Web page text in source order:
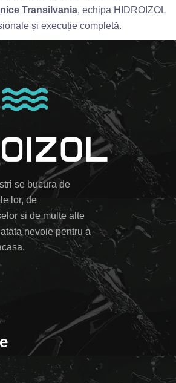
Transilvania, echipa HIDROIZOL
și execuție completă.
se bucura de
lor, de
si de multe alte
nevoie pentru a